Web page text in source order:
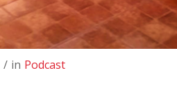
/ in Podcast